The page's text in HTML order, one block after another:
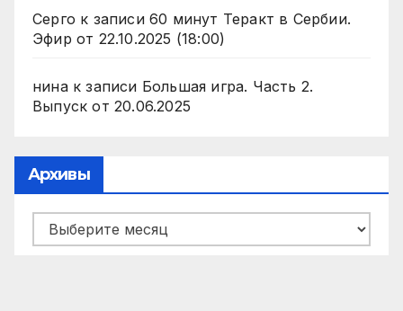
Серго к записи 60 минут Теракт в Сербии.
Эфир от 22.10.2025 (18:00)
нинак записи Большая игра. Часть 2.
Выпуск от 20.06.2025
Архивы
Архивы